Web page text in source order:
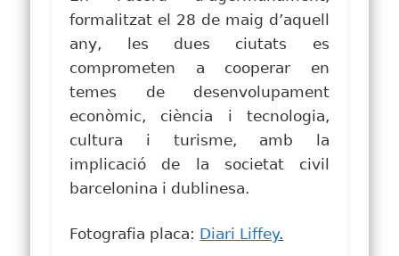
formalitzat el 28 de maig d’aquell
any, les dues ciutats es
comprometen a cooperar en
temes de desenvolupament
econòmic, ciència i tecnologia,
cultura i turisme, amb la
implicació de la societat civil
barcelonina i dublinesa.
Fotografia placa: Diari Liffey.